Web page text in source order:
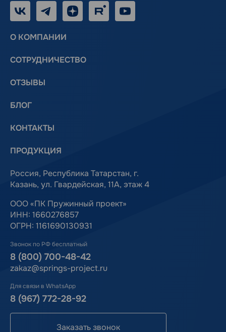
VK TelegramДзен RUTUBE
О КОМПАНИИ
СОТРУДНИЧЕСТВО
ОТЗЫВЫ
БЛОГ
КОНТАКТЫ
ПРОДУКЦИЯ
Россия, Республика Татарстан, г.
Казань, ул. Гвардейская, 11А, этаж 4
ООО «ПК Пружинный проект»
ИНН: 1660276857
ОГРН: 1161690130931
Звонок по РФ бесплатный
8 (800) 700-48-42
zakaz@springs-project.ru
Для связи в WhatsApp
8 (967) 772-28-92
Заказать звонок